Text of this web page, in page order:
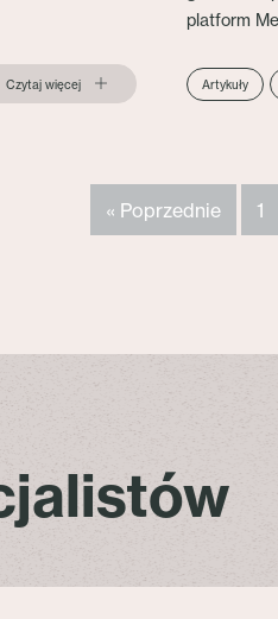
Czytaj więcej
platform
Artykuły
« Poprzednie 1